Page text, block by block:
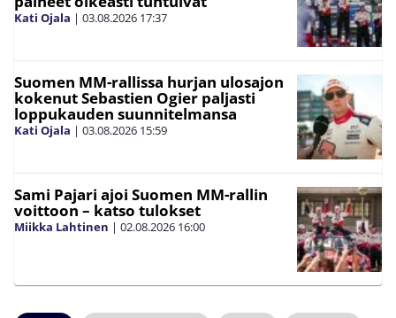
Kati Ojala | 03.08.2026 17:37
Suomen MM-rallissa hurjan ulosajon
kokenut Sebastien Ogier paljasti
loppukauden suunnitelmansa
Kati Ojala | 03.08.2026 15:59
Sami Pajari ajoi Suomen MM-rallin
voittoon – katso tulokset
Miikka Lahtinen | 02.08.2026 16:00